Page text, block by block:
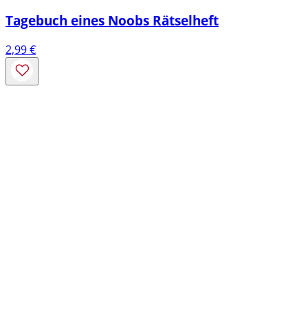
Tagebuch eines Noobs Rätselheft
2,99€